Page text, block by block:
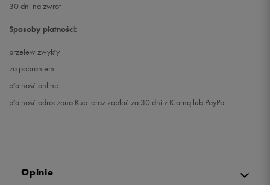
30 dni na zwrot
Sposoby płatności:
przelew zwykły
za pobraniem
płatność online
płatność odroczona Kup teraz zapłać za 30 dni z Klarną lub PayPo
Opinie